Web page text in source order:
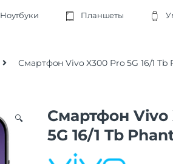
Ноутбуки Планшеты
Смартфон Vivo X300 Pro 5G 16/1
🔍
Смартфон Vivo
5G 16/1 Tb